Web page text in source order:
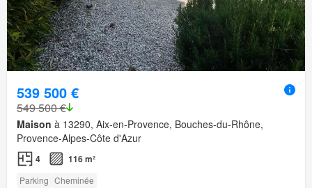
539 500 €
549 500 €
Maison à 13290, Aix-en-Provence, Bouches-du-Rhône,
Provence-Alpes-Côte d'Azur
4 116 m²
Parking Cheminée